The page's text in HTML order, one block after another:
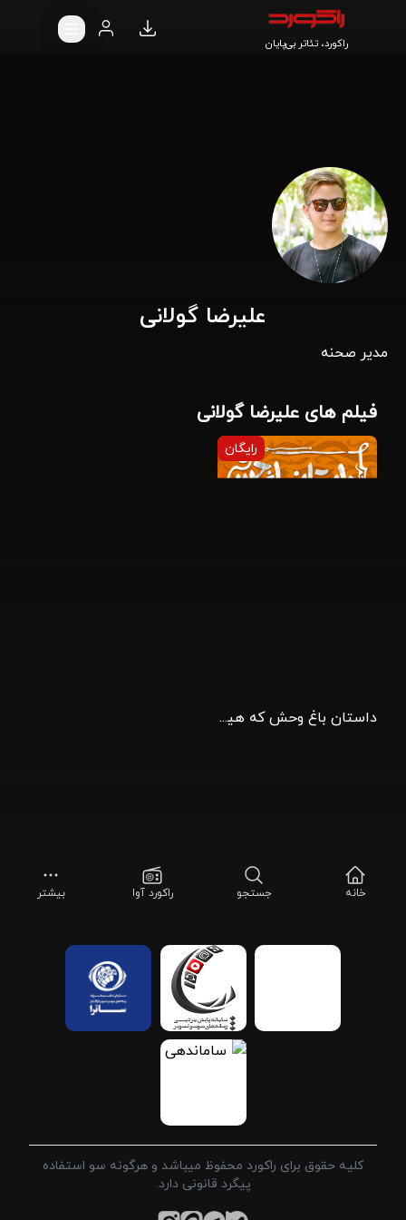
راکورد، تئاتر بی‌پایان
علیرضا گولانی
مدیر صحنه
فیلم های علیرضا گولانی
رایگان
داستان باغ وحش که هیچ ربطی به متن ادوارد آلبی ندارد
خانه جستجو راکورد آوا بیشتر
کلیه حقوق برای راکورد محفوظ میباشد و هرگونه سو استفاده
پیگرد قانونی دارد.